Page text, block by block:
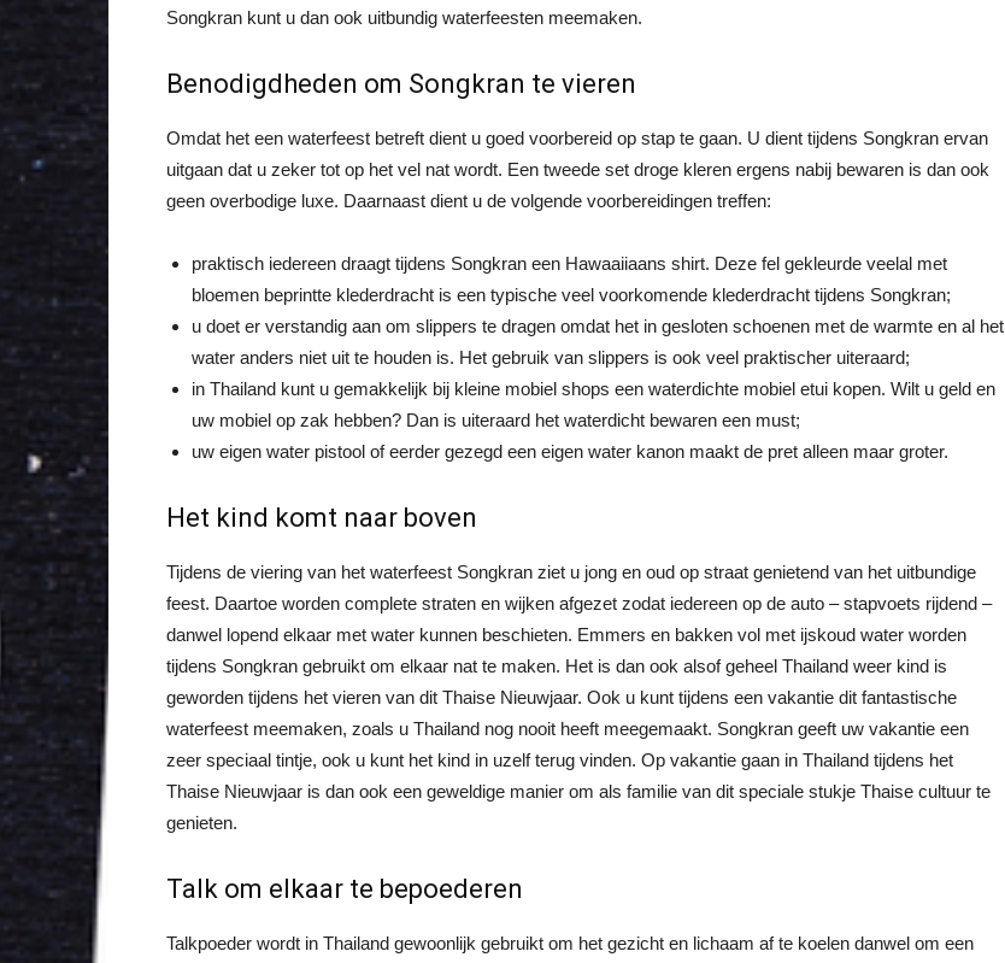
Songkran kunt u dan ook uitbundig waterfeesten meemaken.
Benodigdheden om Songkran te vieren
Omdat het een waterfeest betreft dient u goed voorbereid op stap te gaan. U dient tijdens Songkran ervan
uitgaan dat u zeker tot op het vel nat wordt. Een tweede set droge kleren ergens nabij bewaren is dan ook
geen overbodige luxe. Daarnaast dient u de volgende voorbereidingen treffen:
praktisch iedereen draagt tijdens Songkran een Hawaaiiaans shirt. Deze fel gekleurde veelal met
bloemen beprintte klederdracht is een typische veel voorkomende klederdracht tijdens Songkran;
u doet er verstandig aan om slippers te dragen omdat het in gesloten schoenen met de warmte en al het
water anders niet uit te houden is. Het gebruik van slippers is ook veel praktischer uiteraard;
in Thailand kunt u gemakkelijk bij kleine mobiel shops een waterdichte mobiel etui kopen. Wilt u geld en
uw mobiel op zak hebben? Dan is uiteraard het waterdicht bewaren een must;
uw eigen water pistool of eerder gezegd een eigen water kanon maakt de pret alleen maar groter.
Het kind komt naar boven
Tijdens de viering van het waterfeest Songkran ziet u jong en oud op straat genietend van het uitbundige
feest. Daartoe worden complete straten en wijken afgezet zodat iedereen op de auto – stapvoets rijdend –
danwel lopend elkaar met water kunnen beschieten. Emmers en bakken vol met ijskoud water worden
tijdens Songkran gebruikt om elkaar nat te maken. Het is dan ook alsof geheel Thailand weer kind is
geworden tijdens het vieren van dit Thaise Nieuwjaar. Ook u kunt tijdens een vakantie dit fantastische
waterfeest meemaken, zoals u Thailand nog nooit heeft meegemaakt. Songkran geeft uw vakantie een
zeer speciaal tintje, ook u kunt het kind in uzelf terug vinden. Op vakantie gaan in Thailand tijdens het
Thaise Nieuwjaar is dan ook een geweldige manier om als familie van dit speciale stukje Thaise cultuur te
genieten.
Talk om elkaar te bepoederen
Talkpoeder wordt in Thailand gewoonlijk gebruikt om het gezicht en lichaam af te koelen danwel om een